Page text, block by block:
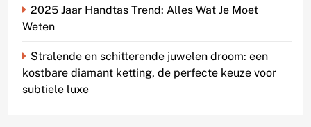
2025 Jaar Handtas Trend: Alles Wat Je Moet
Weten
Stralende en schitterende juwelen droom: een
kostbare diamant ketting, de perfecte keuze voor
subtiele luxe